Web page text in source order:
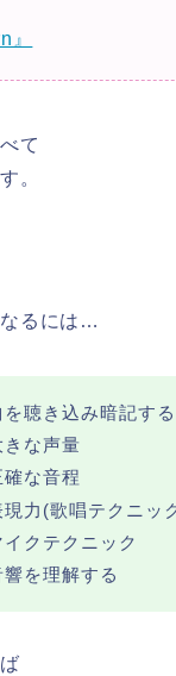
』
て
。
るには…
を聴き込み暗記する
きな声量
確な音程
現力(歌唱テクニッ
イクテクニック
響を理解する